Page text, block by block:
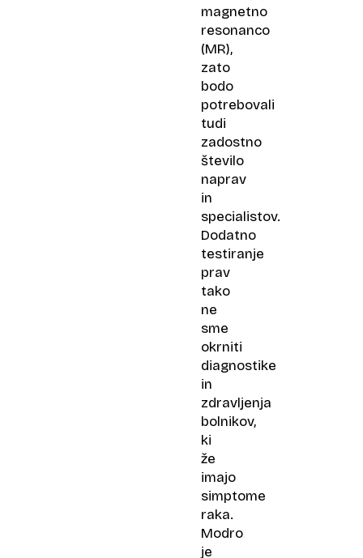
magnetno
resonanco
(MR),
zato
bodo
potrebovali
tudi
zadostno
število
naprav
in
specialistov.
Dodatno
testiranje
prav
tako
ne
sme
okrniti
diagnostike
in
zdravljenja
bolnikov,
ki
že
imajo
simptome
raka.
Modro
je